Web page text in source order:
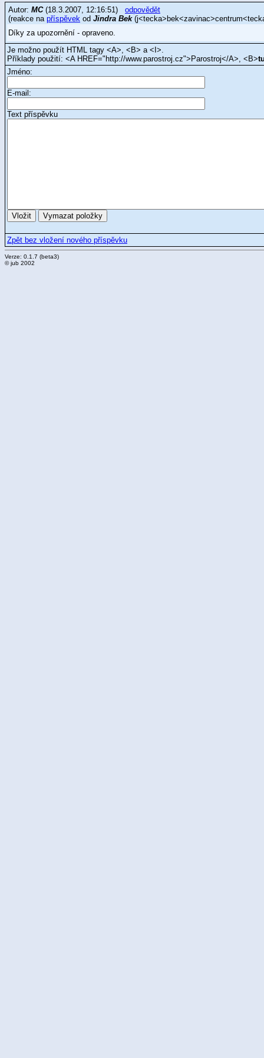
Autor: MC(18.3.2007, 12:16:51) odpovědět
(reakce na příspěvek od Jindra Bek
Díky za upozornění - opraveno.
Je možno použít HTML tagy <A>, <B> a <I>.
Příklady použití: <A HREF="http://www.parostroj.cz">Parostroj</A>, <B>
Jméno:
E-mail:
Text příspěvku
Zpět bez vložení nového příspěvku
Verze: 0.1.7 (beta3)
© jub 2002